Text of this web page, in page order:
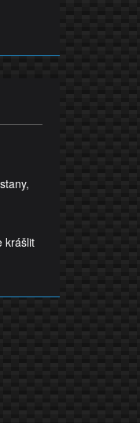
krášlit